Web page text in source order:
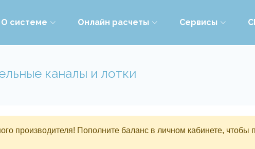
О системе Онлайн расчеты Сервисы
каналы и лотки
производителя! Пополните баланс в личном кабинете,